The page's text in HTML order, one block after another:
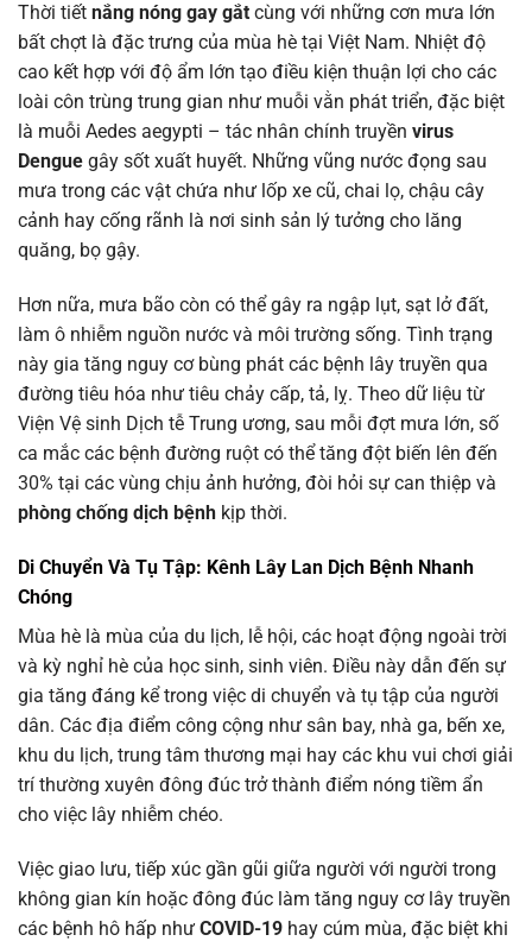
Thời tiết nắng nóng gay gắt cùng với những cơn mưa lớn
bất chợt là đặc trưng của mùa hè tại Việt Nam. Nhiệt độ
cao kết hợp với độ ẩm lớn tạo điều kiện thuận lợi cho các
loài côn trùng trung gian như muỗi vằn phát triển, đặc biệt
là muỗi Aedes aegypti – tác nhân chính truyền virus
Dengue gây sốt xuất huyết. Những vũng nước đọng sau
mưa trong các vật chứa như lốp xe cũ, chai lọ, chậu cây
cảnh hay cống rãnh là nơi sinh sản lý tưởng cho lăng
quăng, bọ gậy.
Hơn nữa, mưa bão còn có thể gây ra ngập lụt, sạt lở đất,
làm ô nhiễm nguồn nước và môi trường sống. Tình trạng
này gia tăng nguy cơ bùng phát các bệnh lây truyền qua
đường tiêu hóa như tiêu chảy cấp, tả, lỵ. Theo dữ liệu từ
Viện Vệ sinh Dịch tễ Trung ương, sau mỗi đợt mưa lớn, số
ca mắc các bệnh đường ruột có thể tăng đột biến lên đến
30% tại các vùng chịu ảnh hưởng, đòi hỏi sự can thiệp và
phòng chống dịch bệnh kịp thời.
Di Chuyển Và Tụ Tập: Kênh Lây Lan Dịch Bệnh Nhanh
Chóng
Mùa hè là mùa của du lịch, lễ hội, các hoạt động ngoài trời
và kỳ nghỉ hè của học sinh, sinh viên. Điều này dẫn đến sự
gia tăng đáng kể trong việc di chuyển và tụ tập của người
dân. Các địa điểm công cộng như sân bay, nhà ga, bến xe,
khu du lịch, trung tâm thương mại hay các khu vui chơi giải
trí thường xuyên đông đúc trở thành điểm nóng tiềm ẩn
cho việc lây nhiễm chéo.
Việc giao lưu, tiếp xúc gần gũi giữa người với người trong
không gian kín hoặc đông đúc làm tăng nguy cơ lây truyền
các bệnh hô hấp như COVID-19 hay cúm mùa, đặc biệt khi